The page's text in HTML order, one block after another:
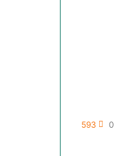
0
593